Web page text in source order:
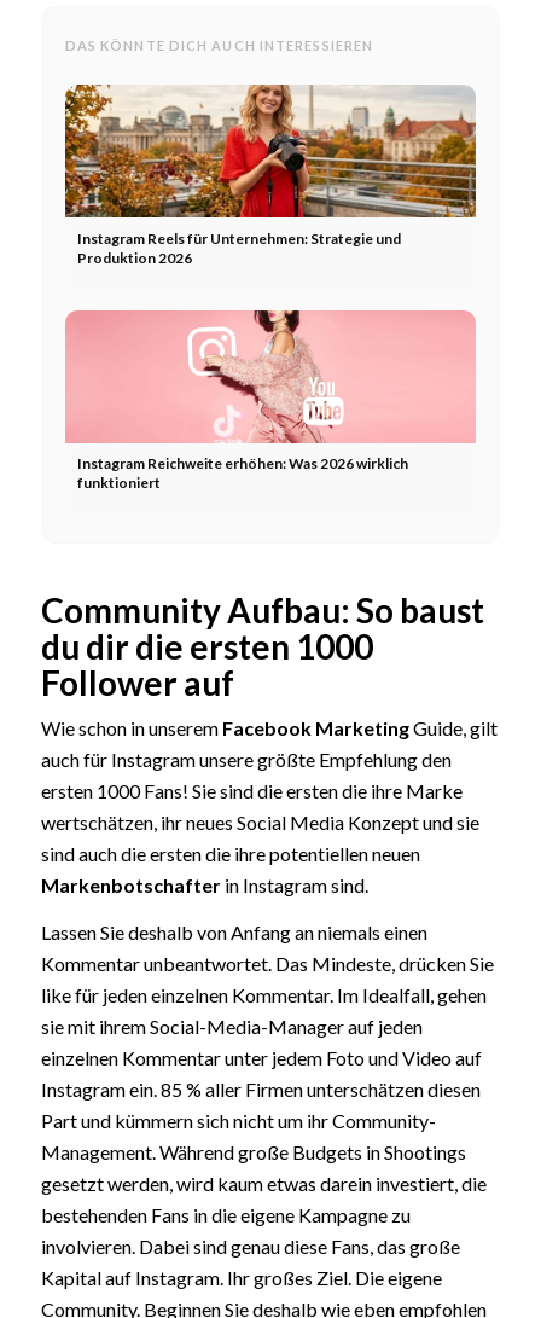
DAS KÖNNTE DICH AUCH INTERESSIEREN
Instagram Reels für Unternehmen: Strategie und
Produktion 2026
Instagram Reichweite erhöhen: Was 2026 wirklich
funktioniert
Community Aufbau: So baust
du dir die ersten 1000
Follower auf
Wie schon in unserem Facebook MarketingGuide, gilt
auch für Instagram unsere größte Empfehlung den
ersten 1000 Fans! Sie sind die ersten die ihre Marke
wertschätzen, ihr neues Social Media Konzept und sie
sind auch die ersten die ihre potentiellen neuen
Markenbotschafterin Instagram sind.
Lassen Sie deshalb von Anfang an niemals einen
Kommentar unbeantwortet. Das Mindeste, drücken Sie
like für jeden einzelnen Kommentar. Im Idealfall, gehen
sie mit ihrem Social-Media-Manager auf jeden
einzelnen Kommentar unter jedem Foto und Video auf
Instagram ein. 85 % aller Firmen unterschätzen diesen
Part und kümmern sich nicht um ihr Community-
Management. Während große Budgets in Shootings
gesetzt werden, wird kaum etwas darein investiert, die
bestehenden Fans in die eigene Kampagne zu
involvieren. Dabei sind genau diese Fans, das große
Kapital auf Instagram. Ihr großes Ziel. Die eigene
Community. Beginnen Sie deshalb wie eben empfohlen